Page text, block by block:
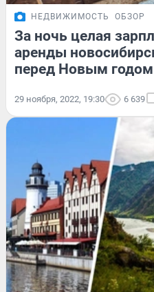
НЕДВИЖИМОСТЬ ОБЗОР
За ночь целая
аренды
перед Новым годом
29 ноября, 2022, 19:30 6 639